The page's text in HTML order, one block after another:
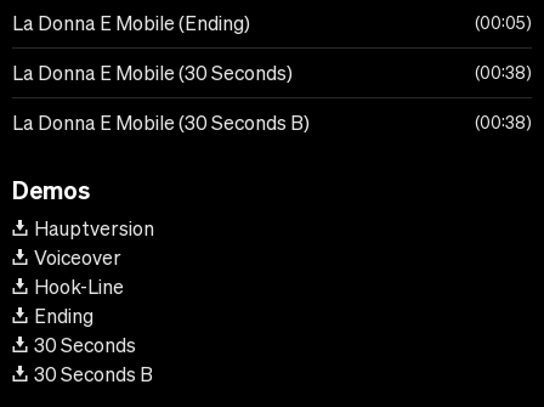
La Donna E Mobile (Ending) 00:05
La Donna E Mobile (30 Seconds) 00:38
La Donna E Mobile (30 Seconds B) 00:38
Demos
Hauptversion
Voiceover
Hook-Line
Ending
30 Seconds
30 Seconds B